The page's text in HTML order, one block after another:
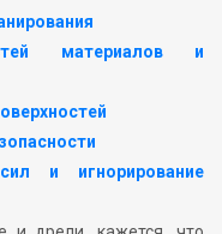
материалов и
и игнорирование